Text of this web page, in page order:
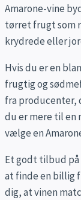
Amarone-vine
tørret frugt som
krydrede eller
Hvis du er en
frugtig og
fra producenter,
du er mere til en
vælge en
Et godt tilbud på
at finde en billig
dig, at vinen